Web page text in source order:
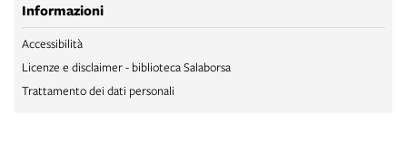
Informazioni
Accessibilità
Licenze e disclaimer - biblioteca Salaborsa
Trattamento dei dati personali